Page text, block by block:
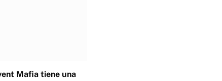
Mafia tiene una